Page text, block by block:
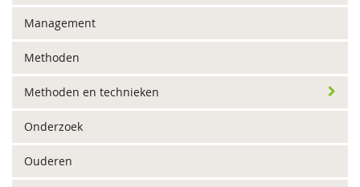
Management
Methoden
Methoden en technieken
Onderzoek
Ouderen